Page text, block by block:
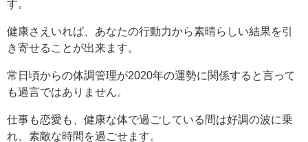
す。
健康さえいれば、あなたの行動力から素晴らしい結果を引
き寄せることが出来ます。
常日頃からの体調管理が2020年の運勢に関係すると言って
も過言ではありません。
仕事も恋愛も、健康な体で過ごしている間は好調の波に乗
れ、素敵な時間を過ごせます。